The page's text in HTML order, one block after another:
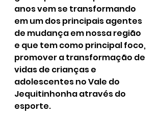
anos vem se transformando
em um dos principais agentes
de mudança em nossa região
e que tem como principal foco,
promover a transformação de
vidas de crianças e
adolescentes no Vale do
Jequitinhonha através do
esporte.